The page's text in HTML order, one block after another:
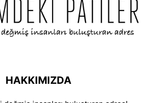
HAKKIMIZDA